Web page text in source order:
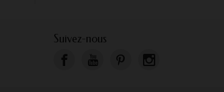
Suivez-nous